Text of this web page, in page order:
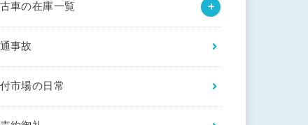
車の在庫一覧
事故
市場の日常